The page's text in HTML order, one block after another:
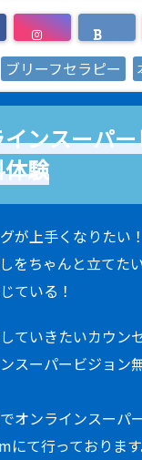
ブリーフセラピー
ンスーパ
験
が上手くなりたい！
をちゃんと立てた
ている！
ていきたいカウン
スーパービジョン
オンラインスーパ
て行っております